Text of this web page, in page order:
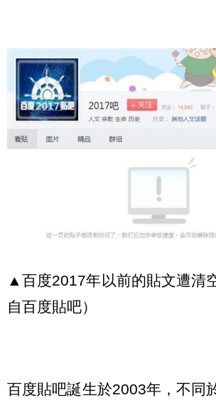
▲百度2017年以前的貼文遭清
自百度貼吧）
百度貼吧誕生於2003年，不同